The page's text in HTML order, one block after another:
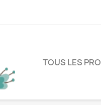
TOUS LES